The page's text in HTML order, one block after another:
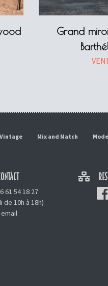
Grand
Mix and Match
61 54 18 27
de 10h à 18h)